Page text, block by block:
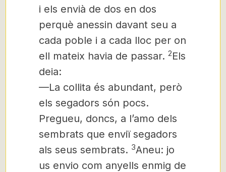
i els envià de dos en dos
perquè anessin davant seu a
cada poble i a cada lloc per on
ell mateix havia de passar. 2Els
deia:
—La collita és abundant, però
els segadors són pocs.
Pregueu, doncs, a l’amo dels
sembrats que enviï segadors
als seus sembrats. 3Aneu: jo
us envio com anyells enmig de